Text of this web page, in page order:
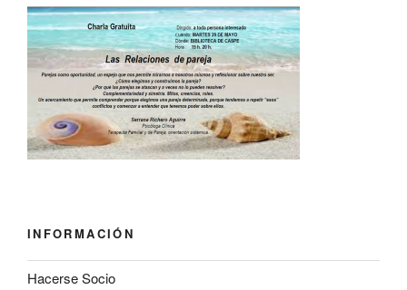
INFORMACIÓN
Hacerse Socio